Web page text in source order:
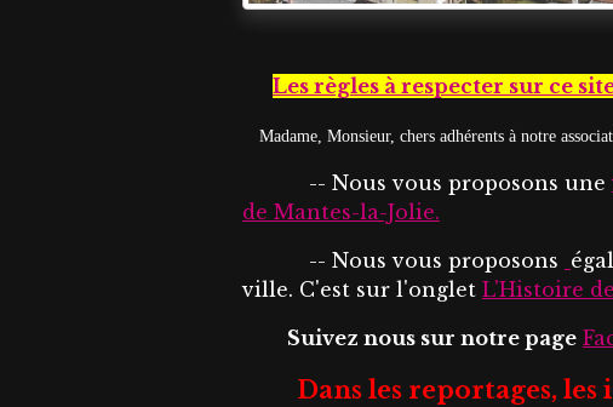
Les règles à respecter sur ce
Madame, Monsieur, chers adhérents à notre
-- Nous vous proposons une
de Mantes-la-Jolie.
-- Nous vous proposons
ville. C'est sur l'onglet L'Histoire
Suivez nous sur notre page
Dans les reportages,